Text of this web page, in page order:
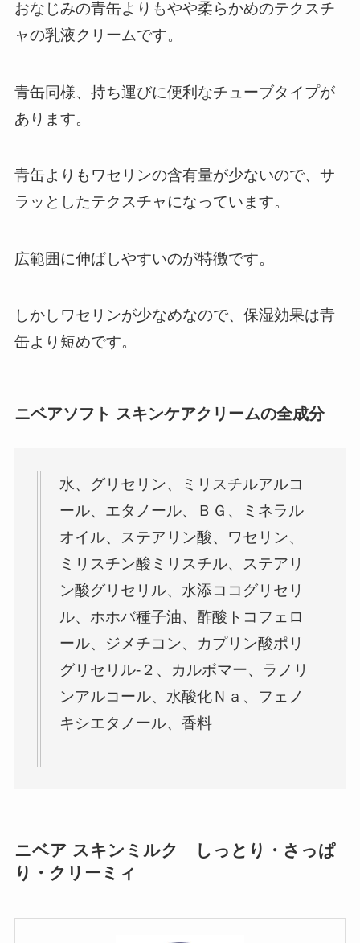
おなじみの青缶よりもやや柔らかめのテクスチ
ャの乳液クリームです。
青缶同様、持ち運びに便利なチューブタイプが
あります。
青缶よりもワセリンの含有量が少ないので、サ
ラッとしたテクスチャになっています。
広範囲に伸ばしやすいのが特徴です。
しかしワセリンが少なめなので、保湿効果は青
缶より短めです。
ニベアソフト スキンケアクリームの全成分
水、グリセリン、ミリスチルアルコ
ール、エタノール、ＢＧ、ミネラル
オイル、ステアリン酸、ワセリン、
ミリスチン酸ミリスチル、ステアリ
ン酸グリセリル、水添ココグリセリ
ル、ホホバ種子油、酢酸トコフェロ
ール、ジメチコン、カプリン酸ポリ
グリセリル-２、カルボマー、ラノリ
ンアルコール、水酸化Ｎａ、フェノ
キシエタノール、香料
ニベア スキンミルク しっとり・さっぱ
り・クリーミィ